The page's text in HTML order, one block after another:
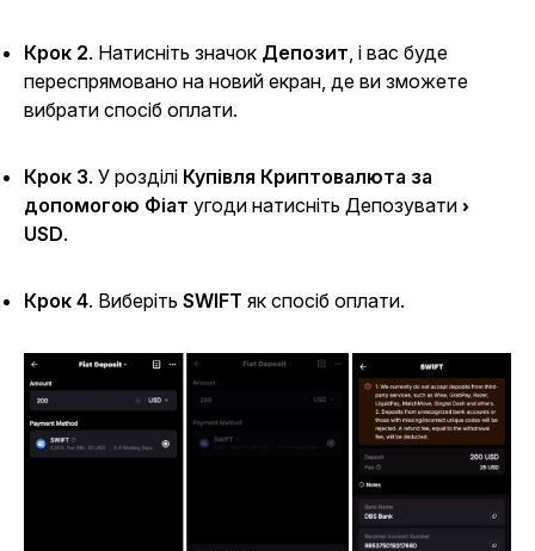
Крок 2. Натисніть значок Депозит, і вас буде
переспрямовано на новий екран, де ви зможете
вибрати спосіб оплати.
Крок 3. У розділі Купівля Криптовалюта за
допомогою Фіат угоди натисніть Депозувати ›
USD.
Крок 4. Виберіть SWIFT як спосіб оплати.